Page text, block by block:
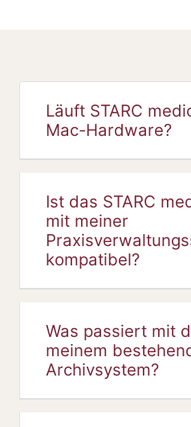
Läuft STARC
Mac-Hardware?
Ist das STARC
mit meiner
kompatibel?
Was passiert mit
meinem
Archivsystem?